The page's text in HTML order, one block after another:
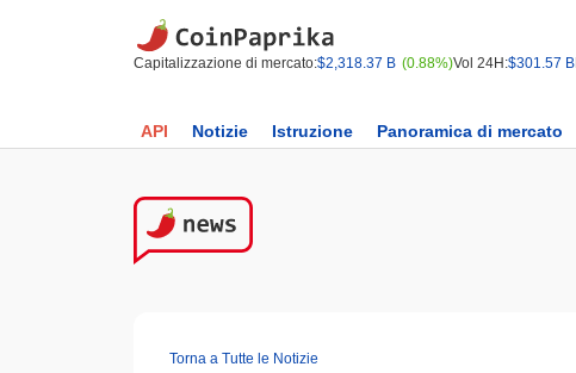
Capitalizzazione di mercato:$2,318.37 B (0.88%)Vol 24H:$301.57 B
API Notizie Istruzione Panoramica di mercato
Torna a Tutte le Notizie